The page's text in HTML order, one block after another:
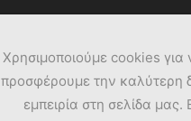
Χρησιμοποιούμε cookies για
προσφέρουμε την καλύτερη
εμπειρία στη σελίδα μας.